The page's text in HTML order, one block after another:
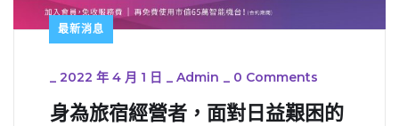
最新消息
_ 2022 年 4 月 1 日 _ Admin _ 0 Comments
身為旅宿經營者，面對日益艱困的